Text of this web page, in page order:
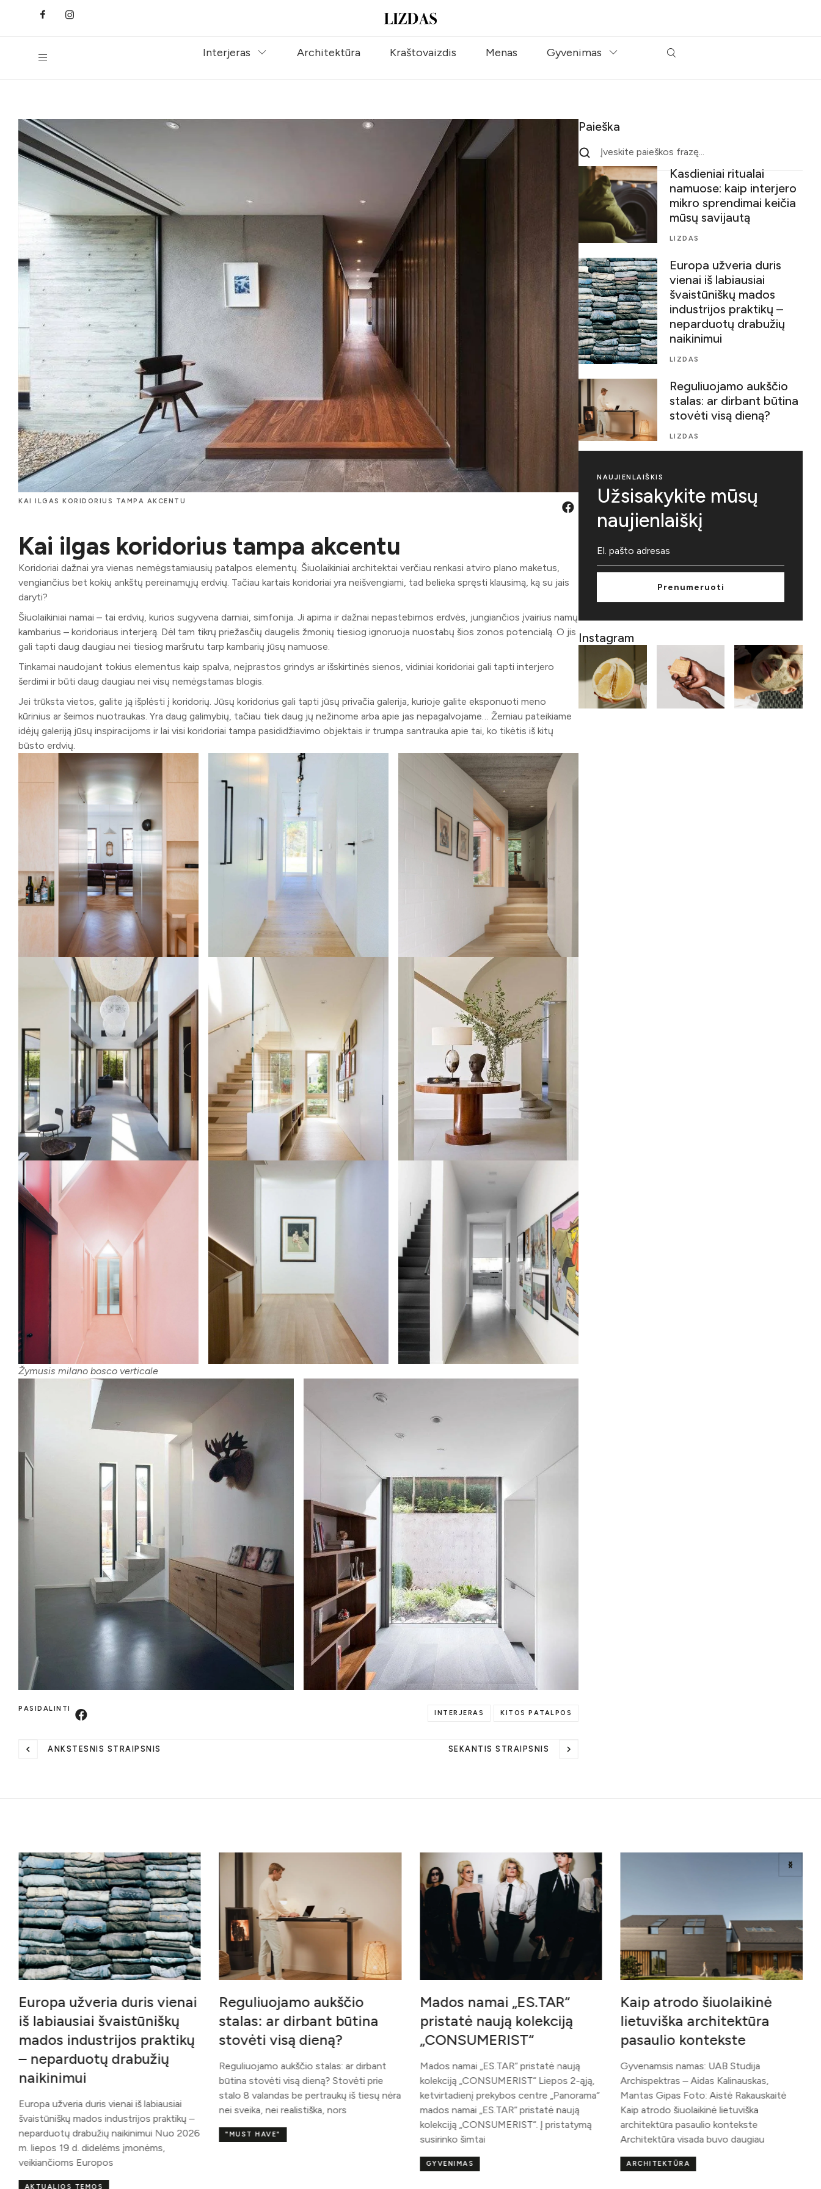
Interjeras Architektūra Kraštovaizdis Menas Gyvenimas
KAI ILGAS KORIDORIUS TAMPA AKCENTU
Kai ilgas koridorius tampa akcentu
Koridoriai dažnai yra vienas nemėgstamiausių patalpos elementų. Šiuolaikiniai architektai verčiau renkasi atviro plano maketus,
vengiančius bet kokių ankštų pereinamųjų erdvių. Tačiau kartais koridoriai yra neišvengiami, tad belieka spręsti klausimą, ką su jais
daryti?
Šiuolaikiniai namai – tai erdvių, kurios sugyvena darniai, simfonija. Ji apima ir dažnai nepastebimos erdvės, jungiančios įvairius namų
kambarius – koridoriaus interjerą. Dėl tam tikrų priežasčių daugelis žmonių tiesiog ignoruoja nuostabų šios zonos potencialą. O jis
gali tapti daug daugiau nei tiesiog maršrutu tarp kambarių jūsų namuose.
Tinkamai naudojant tokius elementus kaip spalva, neįprastos grindys ar išskirtinės sienos, vidiniai koridoriai gali tapti interjero
šerdimi ir būti daug daugiau nei visų nemėgstamas blogis.
Jei trūksta vietos, galite ją išplėsti į koridorių. Jūsų koridorius gali tapti jūsų privačia ​​galerija, kurioje galite eksponuoti meno
kūrinius ar šeimos nuotraukas. Yra daug galimybių, tačiau tiek daug jų nežinome arba apie jas nepagalvojame… Žemiau pateikiame
idėjų galeriją jūsų inspiracijoms ir lai visi koridoriai tampa pasididžiavimo objektais ir trumpa santrauka apie tai, ko tikėtis iš kitų
būsto erdvių.
Žymusis milano bosco verticale
PASIDALINTI
INTERJERAS KITOS PATALPOS
ANKSTESNIS STRAIPSNIS SEKANTIS STRAIPSNIS
Paieška
Kasdieniai ritualai
namuose: kaip interjero
mikro sprendimai keičia
mūsų savijautą
LIZDAS
Europa užveria duris
vienai iš labiausiai
švaistūniškų mados
industrijos praktikų –
neparduotų drabužių
naikinimui
LIZDAS
Reguliuojamo aukščio
stalas: ar dirbant būtina
stovėti visą dieną?
LIZDAS
NAUJIENLAIŠKIS
Užsisakykite mūsų
naujienlaiškį
Prenumeruoti
Instagram
–
2026
Reguliuojamo aukščio
stalas: ar dirbant būtina
stovėti visą dieną?
Reguliuojamo aukščio stalas: ar dirbant
būtina stovėti visą dieną? Stovėti prie
stalo 8 valandas be pertraukų iš tiesų nėra
nei sveika, nei realistiška, nors
"MUST HAVE"
Mados namai „ES.TAR“
pristatė naują kolekciją
„CONSUMERIST“
Mados namai „ES.TAR“ pristatė naują
kolekciją „CONSUMERIST“ Liepos 2-ąją,
ketvirtadienį prekybos centre „Panorama“
mados namai „ES.TAR“ pristatė naują
susirinko šimtai
Kaip atrodo šiuolaikinė
lietuviška architektūra
pasaulio kontekste
Gyvenamsis namas: UAB Studija
Archispektras – Aidas Kalinauskas,
Mantas Gipas Foto: Aistė Rakauskaitė
Kaip atrodo šiuolaikinė lietuviška
architektūra pasaulio kontekste
Architektūra visada buvo daugiau
ARCHITEKTŪRA